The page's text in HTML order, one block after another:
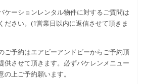
ケーションレンタル物件に対するご質問は
ださい。(1営業日以内に返信させて頂きま
ご予約はエアビーアンドビーからご予約頂
供させて頂きます。必ずバケレンメニュー
上ご予約願います。